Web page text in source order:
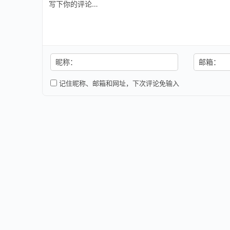
昵称： 邮箱：
记住昵称、邮箱和网址，下次评论免输入